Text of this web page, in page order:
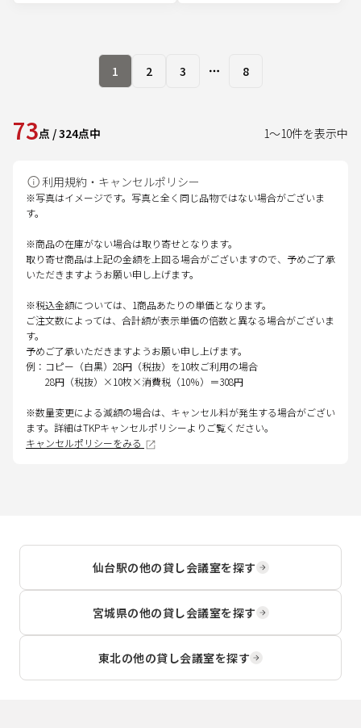
1 2 3 More pages
8
73点 /324点中 1～10件を表示中
利用規約・キャンセルポリシー
※写真はイメージです。写真と全く同じ品物ではない場合がございま
す。
※商品の在庫がない場合は取り寄せとなります。
取り寄せ商品は上記の金額を上回る場合がございますので、予めご了承
いただきますようお願い申し上げます。
※税込金額については、1商品あたりの単価となります。
ご注文数によっては、合計額が表示単価の倍数と異なる場合がございま
す。
予めご了承いただきますようお願い申し上げます。
例：コピー（白黒）28円（税抜）を10枚ご利用の場合
28円（税抜）×10枚×消費税（10％）＝308円
※数量変更による減額の場合は、キャンセル料が発生する場合がござい
ます。詳細はTKPキャンセルポリシーよりご覧ください。
キャンセルポリシーをみる
仙台駅の他の貸し会議室を探す
宮城県の他の貸し会議室を探す
東北の他の貸し会議室を探す